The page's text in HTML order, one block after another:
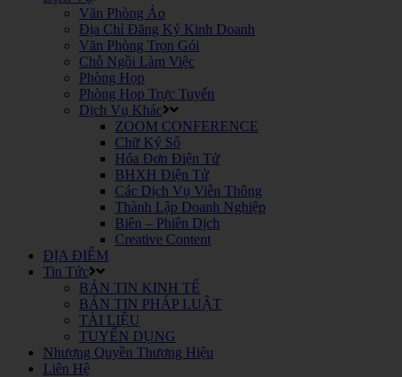
Văn Phòng Ảo
Địa Chỉ Đăng Ký Kinh Doanh
Văn Phòng Trọn Gói
Chỗ Ngồi Làm Việc
Phòng Họp
Phòng Họp Trực Tuyến
Dịch Vụ Khác
ZOOM CONFERENCE
Chữ Ký Số
Hóa Đơn Điện Tử
BHXH Điện Tử
Các Dịch Vụ Viễn Thông
Thành Lập Doanh Nghiệp
Biên – Phiên Dịch
Creative Content
ĐỊA ĐIỂM
Tin Tức
BẢN TIN KINH TẾ
BẢN TIN PHÁP LUẬT
TÀI LIỆU
TUYỂN DỤNG
Nhượng Quyền Thương Hiệu
Liên Hệ